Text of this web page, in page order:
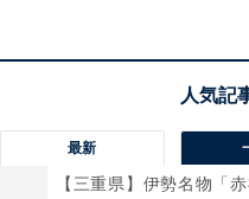
時のものです。あらかじ
中の宿泊プランを予約す
ウトに還元されることが
最新
【三重県】伊勢名物「